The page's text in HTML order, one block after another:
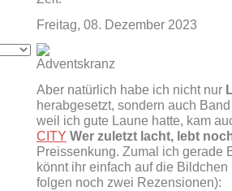
Freitag, 08. Dezember 2023
Aber natürlich habe ich nicht nur
herabgesetzt, sondern auch
weil ich gute Laune hatte, kam
CITY Wer zuletzt lacht, lebt
Preissenkung. Zumal ich gerade
könnt ihr einfach auf die
folgen noch zwei Rezensionen):